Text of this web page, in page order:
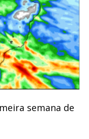
semana de